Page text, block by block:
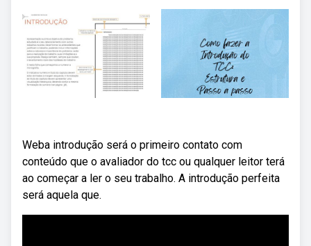
Weba introdução será o primeiro contato com
conteúdo que o avaliador do tcc ou qualquer leitor terá
ao começar a ler o seu trabalho. A introdução perfeita
será aquela que.